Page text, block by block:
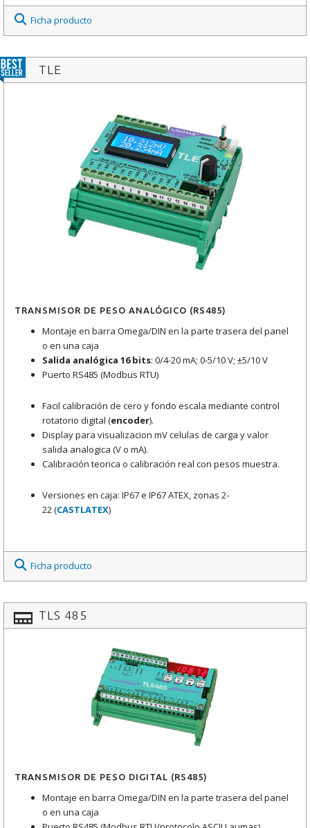
Ficha producto
TLE
TRANSMISOR DE PESO ANALÓGICO (RS485)
Montaje en barra Omega/DIN en la parte trasera del panel
o en una caja
Salida analógica 16 bits: 0/4-20 mA; 0-5/10 V; ±5/10 V
Puerto RS485 (Modbus RTU)
Facil calibración de cero y fondo escala mediante control
rotatorio digital (encoder).
Display para visualizacion mV celulas de carga y valor
salida analogica (V o mA).
Calibración teorica o calibración real con pesos muestra.
Versiones en caja: IP67 e IP67 ATEX, zonas 2-
22 (CASTLATEX)
Ficha producto
TLS 485
TRANSMISOR DE PESO DIGITAL (RS485)
Montaje en barra Omega/DIN en la parte trasera del panel
o en una caja